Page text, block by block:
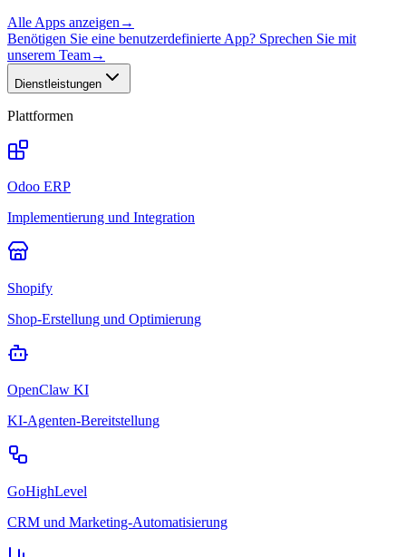
Alle Apps anzeigen →
Benötigen Sie eine benutzerdefinierte App? Sprechen Sie mit
unserem Team→
Dienstleistungen
Plattformen
Odoo ERP
Implementierung und Integration
Shopify
Shop-Erstellung und Optimierung
OpenClaw KI
KI-Agenten-Bereitstellung
GoHighLevel
CRM und Marketing-Automatisierung